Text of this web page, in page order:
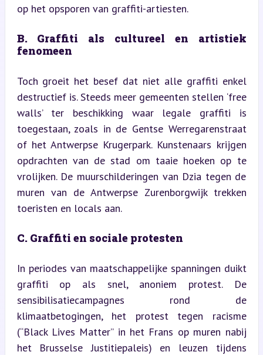
op het opsporen van graffiti-artiesten.
B. Graffiti als cultureel en artistiek
fenomeen
Toch groeit het besef dat niet alle graffiti enkel
destructief is. Steeds meer gemeenten stellen ‘free
walls’ ter beschikking waar legale graffiti is
toegestaan, zoals in de Gentse Werregarenstraat
of het Antwerpse Krugerpark. Kunstenaars krijgen
opdrachten van de stad om taaie hoeken op te
vrolijken. De muurschilderingen van Dzia tegen de
muren van de Antwerpse Zurenborgwijk trekken
toeristen en locals aan.
C. Graffiti en sociale protesten
In periodes van maatschappelijke spanningen duikt
graffiti op als snel, anoniem protest. De
sensibilisatiecampagnes rond de
klimaatbetogingen, het protest tegen racisme
(“Black Lives Matter” in het Frans op muren nabij
het Brusselse Justitiepaleis) en leuzen tijdens